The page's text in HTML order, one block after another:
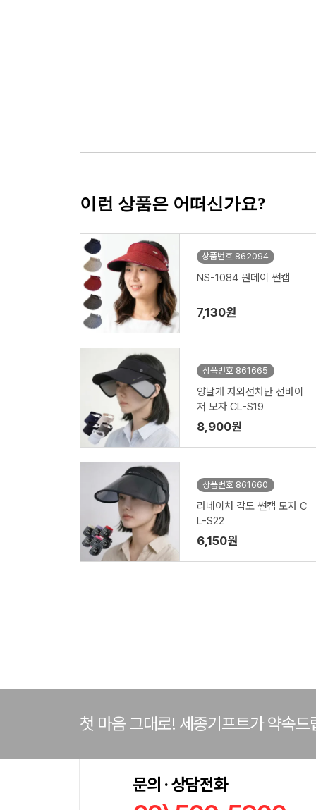
이런 상품은 어떠신가요?
상품번호 862094
NS-1084 원데이 썬캡
7,130원
상품번호 861665
양날개 자외선차단 선바이
저 모자 CL-S19
8,900원
상품번호 861660
라네이처 각도 썬캡 모자 C
L-S22
6,150원
첫 마음 그대로! 세종기프트가 약속드
문의 · 상담전화